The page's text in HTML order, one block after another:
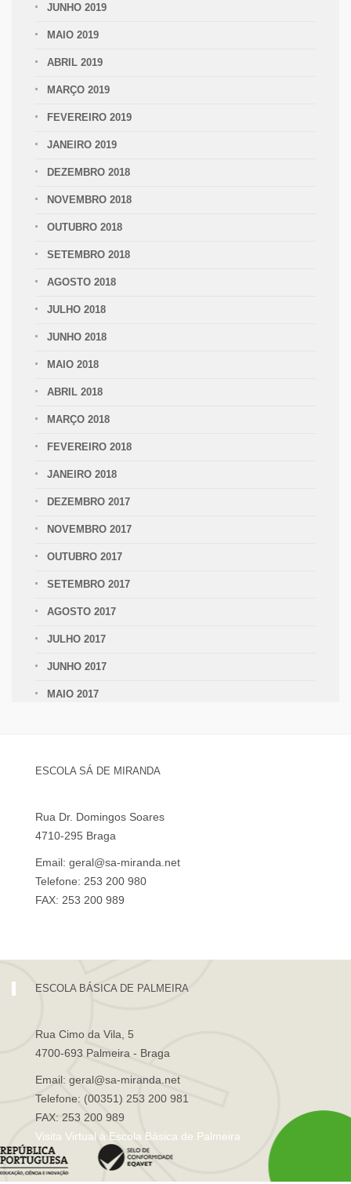
JUNHO 2019
MAIO 2019
ABRIL 2019
MARÇO 2019
FEVEREIRO 2019
JANEIRO 2019
DEZEMBRO 2018
NOVEMBRO 2018
OUTUBRO 2018
SETEMBRO 2018
AGOSTO 2018
JULHO 2018
JUNHO 2018
MAIO 2018
ABRIL 2018
MARÇO 2018
FEVEREIRO 2018
JANEIRO 2018
DEZEMBRO 2017
NOVEMBRO 2017
OUTUBRO 2017
SETEMBRO 2017
AGOSTO 2017
JULHO 2017
JUNHO 2017
MAIO 2017
ESCOLA SÁ DE MIRANDA
Rua Dr. Domingos Soares
4710-295 Braga
Email: geral@sa-miranda.net
Telefone: 253 200 980
FAX: 253 200 989
ESCOLA BÁSICA DE PALMEIRA
Rua Cimo da Vila, 5
4700-693 Palmeira - Braga
Email: geral@sa-miranda.net
Telefone: (00351) 253 200 981
FAX: 253 200 989
Visita Virtual à Escola Básica de Palmeira